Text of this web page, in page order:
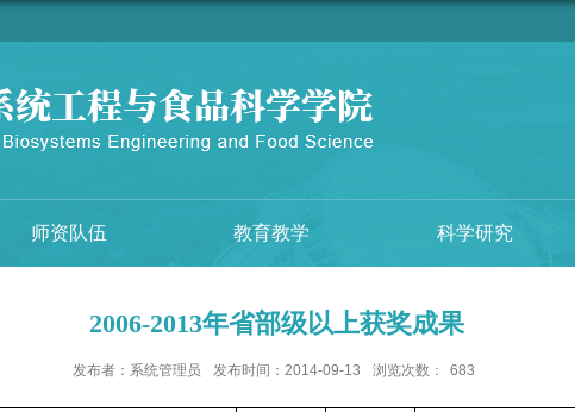
师资队伍 教育教学 科学研究
2006-2013年省部级以上获奖成果
发布者：系统管理员 发布时间：2014-09-13 浏览次数： 683